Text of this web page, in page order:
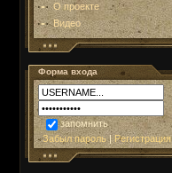
О проекте
Видео
Форма входа
запомнить
Забыл пароль|Регистрация